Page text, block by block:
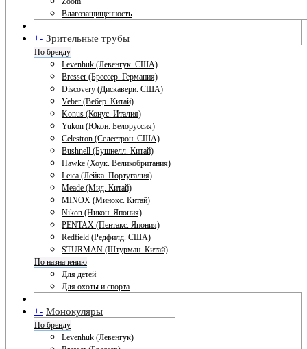
Влагозащищенность
+- Зрительные трубы
По бренду
Levenhuk (Левенгук. США)
Bresser (Брессер. Германия)
Discovery (Дискавери. США)
Veber (Вебер. Китай)
Konus (Конус. Италия)
Yukon (Юкон. Белоруссия)
Celestron (Селестрон. США)
Bushnell (Бушнелл. Китай)
Hawke (Хоук. Великобритания)
Leica (Лейка. Португалия)
Meade (Мид. Китай)
MINOX (Минокс. Китай)
Nikon (Никон. Япония)
PENTAX (Пентакс. Япония)
Redfield (Редфилд. США)
STURMAN (Штурман. Китай)
По назначению
Для детей
Для охоты и спорта
+- Монокуляры
По бренду
Levenhuk (Левенгук)